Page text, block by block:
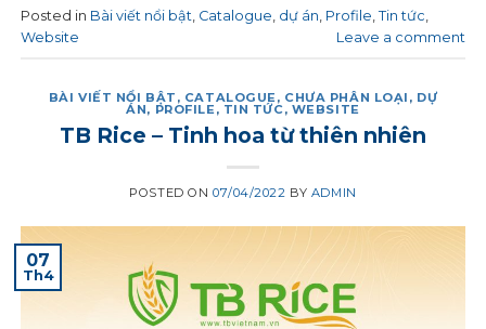
Posted in Bài viết nổi bật, Catalogue, dự án, Profile,Tin tức,
Website
Leave a comment
BÀI VIẾT NỔI BẬT , CATALOGUE, CHƯA PHÂN LOẠI , DỰ
ÁN, PROFILE, TIN TỨC, WEBSITE
TB Rice – Tinh hoa từ thiên nhiên
POSTED ON 07/04/2022 BY ADMIN
07
Th4